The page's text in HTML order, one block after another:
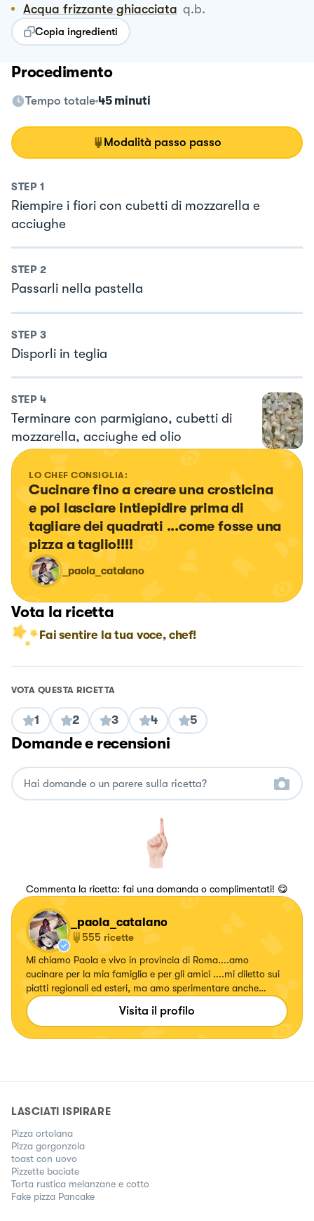
Acqua frizzante ghiacciata q.b.
Copia ingredienti
Procedimento
Tempo totale 45 minuti
Modalità passo passo
STEP 1
Riempire i fiori con cubetti di mozzarella e
acciughe
STEP 2
Passarli nella pastella
STEP 3
Disporli in teglia
STEP 4
Terminare con parmigiano, cubetti di
mozzarella, acciughe ed olio
LO CHEF CONSIGLIA:
Cucinare fino a creare una crosticina
e poi lasciare intiepidire prima di
tagliare dei quadrati ...come fosse una
pizza a taglio!!!!
_paola_catalano
Vota la ricetta
Fai sentire la tua voce, chef!
VOTA QUESTA RICETTA
1 2 3 4 5
Domande e recensioni
Commenta la ricetta: fai una domanda o complimentati! 😋
_paola_catalano
555 ricette
Mi chiamo Paola e vivo in provincia di Roma....amo
cucinare per la mia famiglia e per gli amici ....mi diletto sui
piatti regionali ed esteri, ma amo sperimentare anche
ricette con erbe e fiori, confetture e liquori. Seguitemi!!!!
Su... #fattierifattiamodomioVisita il profilo
LASCIATI ISPIRARE
Pizza ortolana
Pizza gorgonzola
toast con uovo
Pizzette baciate
Torta rustica melanzane e cotto
Fake pizza Pancake